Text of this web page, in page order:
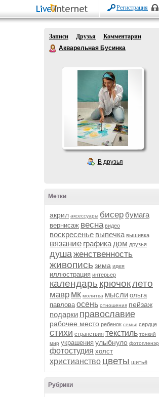
Регистрация
Записи Друзья
Комментарии
Акварельная Бусинка
В друзья
Метки
акрил аксессуары бисер бумага
вернисаж весна видео
воскресенье выпечка вышивка
вязание графика дом друзья
душаженственность
живопись зима идея
иллюстрация интерьер
календарь крючоклето
мавр мк молитва мысли ольга
павлова осень отношения пейзаж
подарки православие
рабочее место ребенок семья сердце
стихи странствия текстиль тонкий
мир украшения улыбнуло фотопленэр
фотостудия холст
христианство цветы шитьё
Рубрики